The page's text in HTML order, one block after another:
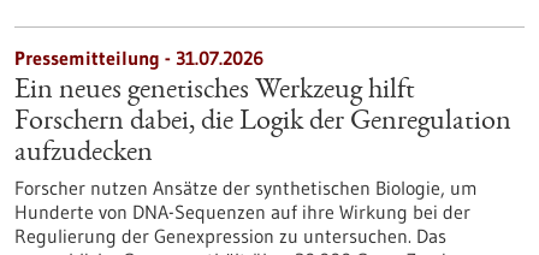
Pressemitteilung - 31.07.2026
Ein neues genetisches Werkzeug hilft
Forschern dabei, die Logik der Genregulation
aufzudecken
Forscher nutzen Ansätze der synthetischen Biologie, um
Hunderte von DNA-Sequenzen auf ihre Wirkung bei der
Regulierung der Genexpression zu untersuchen. Das